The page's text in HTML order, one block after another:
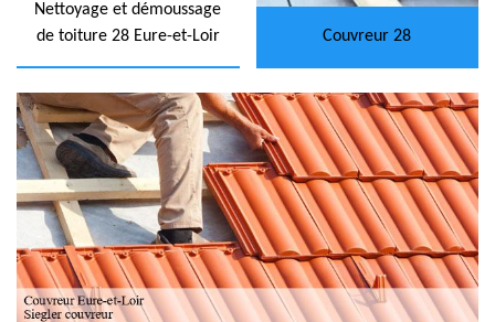
Nettoyage et démoussage
de toiture 28 Eure-et-Loir
Couvreur 28